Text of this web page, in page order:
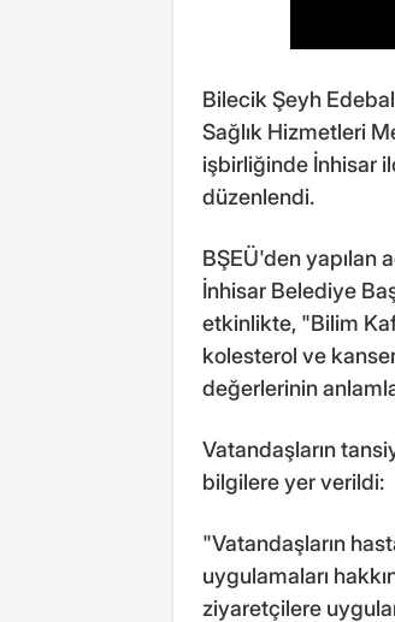
Bilecik Şeyh
Sağlık Hizmetleri
işbirliğinde İnhisar
düzenlendi.
BŞEÜ'den yapılan
İnhisar Belediye
etkinlikte, "Bilim
kolesterol ve kanser
değerlerinin
Vatandaşların
bilgilere yer verildi:
"Vatandaşların
uygulamaları
ziyaretçilere